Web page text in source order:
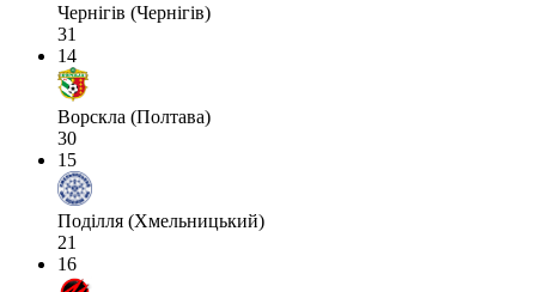
Чернігів (Чернігів)
31
14
Ворскла (Полтава)
30
15
Поділля (Хмельницький)
21
16